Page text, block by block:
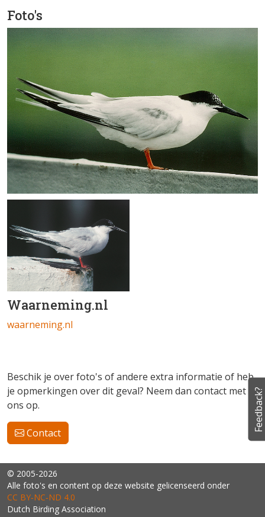
Foto's
Waarneming.nl
waarneming.nl
Beschik je over foto's of andere extra informatie of heb
je opmerkingen over dit geval? Neem dan contact met
ons op.
Contact
© 2005-2026
Alle foto's en content op deze website gelicenseerd onder
CC BY‑NC‑ND 4.0
Dutch Birding Association
Feedback?